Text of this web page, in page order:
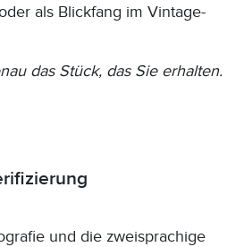
als Blickfang im Vintage-
das Stück, das Sie erhalten.
und die zweisprachige